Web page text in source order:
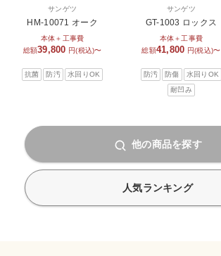
サンゲツ
HM-10071 オーク
本体＋工事費
総額39,800 円(税込)〜
抗菌 防汚 水回りOK
サンゲツ
GT-1003 ロックス
本体＋工事費
総額41,800 円(税込)〜
防汚 防傷
水回りOK
耐凹み
他の商品を探す
人気ランキング